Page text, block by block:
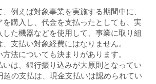
例えば対象事業を実施する期間中に、
を購入し、代金を支払ったとしても、実
した機器などを使用して、事業に取り組
支払い対象経費にはなりません。
法についても決まりがあります。
いは、銀行振り込みが大原則となってい
超の支払は、現金支払いは認められてい